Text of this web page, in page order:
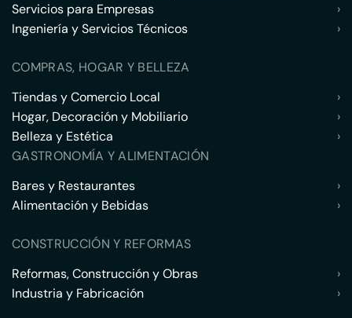
Servicios para Empresas
›
Ingeniería y Servicios Técnicos
›
COMPRAS, HOGAR Y BELLEZA
Tiendas y Comercio Local
›
Hogar, Decoración y Mobiliario
›
Belleza y Estética
›
GASTRONOMÍA Y ALIMENTACIÓN
Bares y Restaurantes
›
Alimentación y Bebidas
›
CONSTRUCCIÓN Y REFORMAS
Reformas, Construcción y Obras
›
Industria y Fabricación
›